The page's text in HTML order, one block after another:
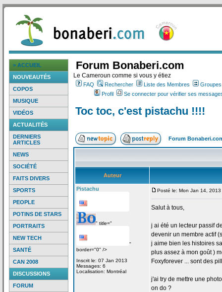
> ACCUEIL
NOUVEAUTÉS
COPOS
MUSIQUE
VIDÉOS
ACTUALITÉS
DERNIERS
ARTICLES
NEWS
SOCIÉTÉ
FAITS DIVERS
SPORTS
PEOPLE
POTINS DE STARS
PORTRAITS
NEW TECH
SANTÉ
CAN 2008
DISCUSSIONS
FORUM
Forum Bonaberi.com
Le Cameroun comme si vous y étiez
FAQ Rechercher Liste des Membres
Profil
Se connecter pour vérifier ses
Toc toc, c'est pistachu !!!!
Forum
Auteur
Pistachu
" title="
"
border="0" />
Inscrit le: 07 Jan 2013
Messages: 6
Localisation: Montréal
Posté le: Mon Jan 14,
Salut à tous,
j ai été un lecteur passif
devenir un membre actif
j aime bien les histoires
plus assez à mon goût )
Foxyforever ... sont des
j'ai try de mettre une
on do ?